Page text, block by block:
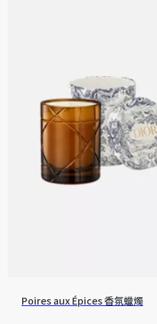
Poires aux Épices 香氛蠟燭